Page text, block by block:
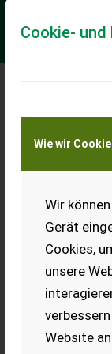
Cookie-
Wie wir
Wir
Gerät
Cookies,
unsere
Website
Meine
Transport
Ladeort